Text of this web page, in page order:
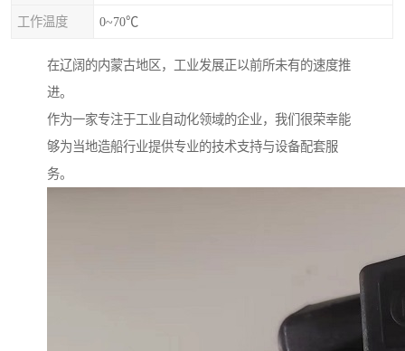
工作温度 0~70℃
在辽阔的内蒙古地区，工业发展正以前所未有的速度推
进。
作为一家专注于工业自动化领域的企业，我们很荣幸能
够为当地造船行业提供专业的技术支持与设备配套服
务。